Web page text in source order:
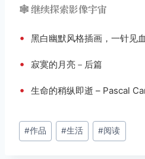
🕸️ 继续探索影像宇宙
• 黑白幽默风格插画，一针见
• 寂寞的月亮－后篇
• 生命的稍纵即逝 – Pascal
文
章
#作品 #生活 #阅读